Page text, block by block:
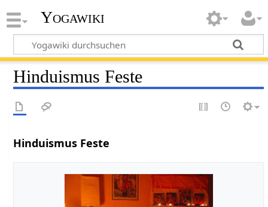
Yogawiki
Hinduismus Feste
Hinduismus Feste